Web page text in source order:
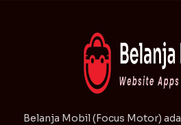
⁠Belanja Mobil (Focus Motor)